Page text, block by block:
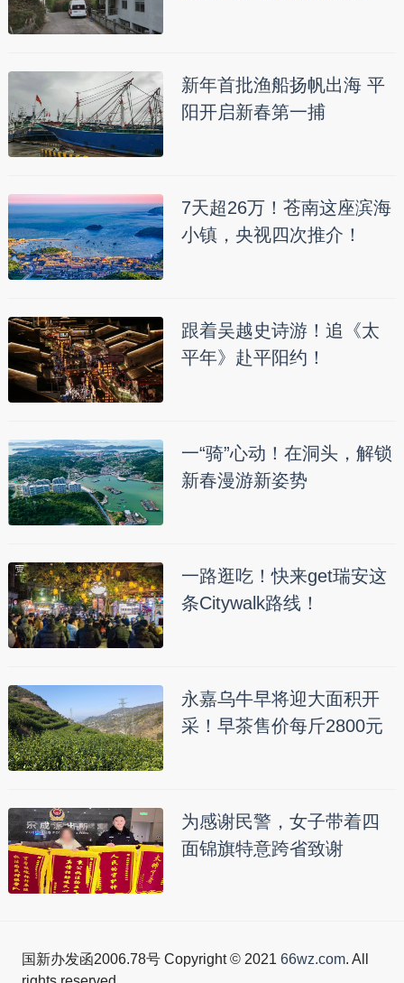
新年首批渔船扬帆出海 平
阳开启新春第一捕
7天超26万！苍南这座滨海
小镇，央视四次推介！
跟着吴越史诗游！追《太
平年》赴平阳约！
一“骑”心动！在洞头，解锁
新春漫游新姿势
一路逛吃！快来get瑞安这
条Citywalk路线！
永嘉乌牛早将迎大面积开
采！早茶售价每斤2800元
为感谢民警，女子带着四
面锦旗特意跨省致谢
国新办发函2006.78号 Copyright © 2021 66wz.com. All